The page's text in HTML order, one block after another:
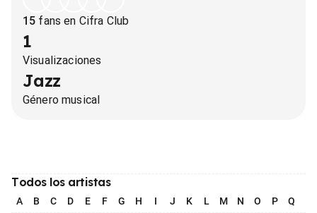
15 fans en Cifra Club
1
Visualizaciones
Jazz
Género musical
Todos los artistas
A B C D E F G H I J K L M N O P Q